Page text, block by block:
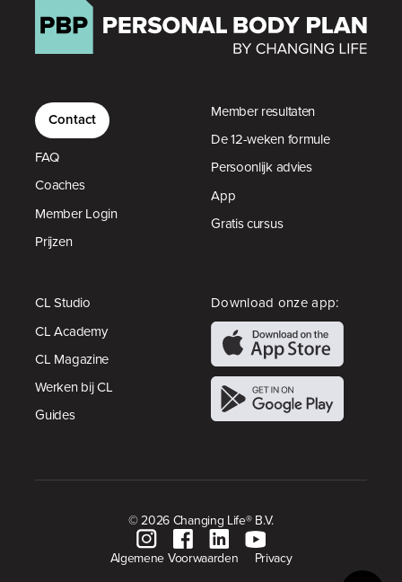
Contact
FAQ
Coaches
Member Login
Prijzen
Member resultaten
De 12-weken formule
Persoonlijk advies
App
Gratis cursus
CL Studio
CL Academy
CL Magazine
Werken bij CL
Guides
Download onze app:
© 2026 Changing Life® B.V.
Algemene Voorwaarden Privacy